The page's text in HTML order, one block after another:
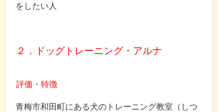
をしたい人
２．ドッグトレーニング・アルナ
評価・特徴
青梅市和田町にある犬のトレーニング教室（しつ